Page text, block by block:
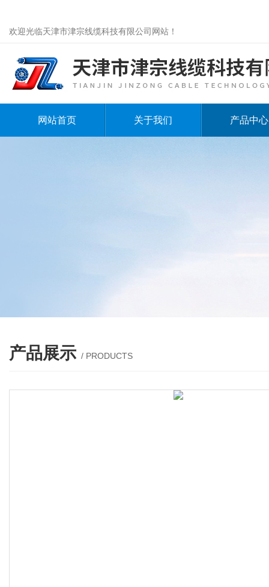
欢迎光临天津市津宗线缆科技有限公司网站！
网站首页 关于我们 产品中心
产品展示 / PRODUCTS